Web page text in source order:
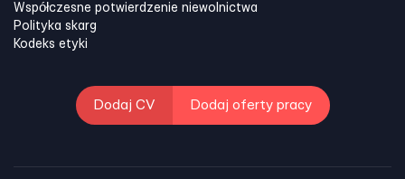
Współczesne potwierdzenie niewolnictwa
Polityka skarg
Kodeks etyki
Dodaj CV Dodaj oferty pracy